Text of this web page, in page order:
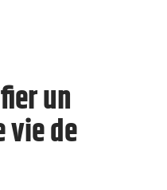
un
vie de